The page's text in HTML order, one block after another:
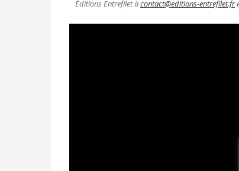
Éditions Entrefilet àcontact@editions-entrefilet.fr